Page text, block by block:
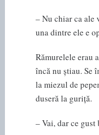
– Nu chiar ca ale
una dintre ele e
Rămurelele erau
încă nu știau. Se
la miezul de
duseră la guriță.
– Vai, dar ce gust